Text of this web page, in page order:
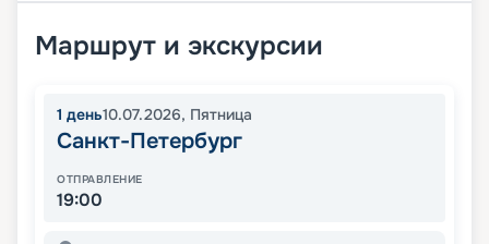
Маршрут и экскурсии
1 день10.07.2026, Пятница
Санкт-Петербург
ОТПРАВЛЕНИЕ
19:00